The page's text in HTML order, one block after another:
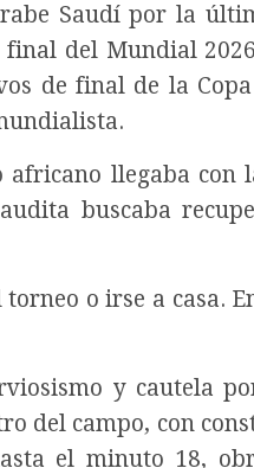
Saudí por la
del Mundial
de final de la
africano llegaba
buscaba
o irse a casa.
y cautela
del campo, con
el minuto 18,